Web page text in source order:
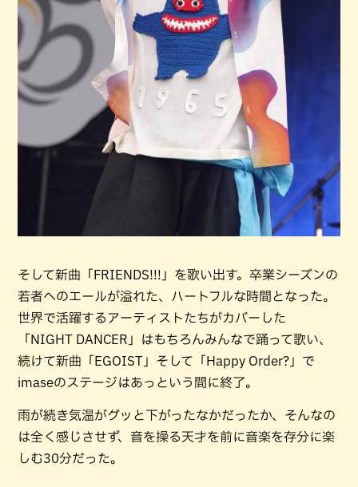
そして新曲「FRIENDS!!!」を歌い出す。卒業シーズンの
若者へのエールが溢れた、ハートフルな時間となった。
世界で活躍するアーティストたちがカバーした
「NIGHT DANCER」はもちろんみんなで踊って歌い、
続けて新曲「EGOIST」そして「Happy Order?」で
imaseのステージはあっという間に終了。
雨が続き気温がグッと下がったなかだったか、そんなの
は全く感じさせず、音を操る天才を前に音楽を存分に楽
しむ30分だった。